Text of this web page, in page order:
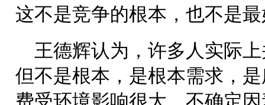
这不是竞争的根本，也不是
王德辉认为，许多人实际
但不是根本，是根本需求，